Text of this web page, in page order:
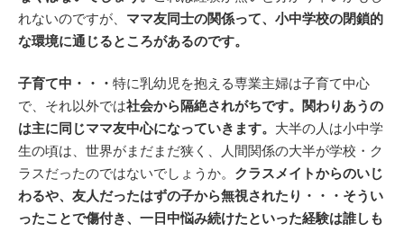
れないのですが、 ママ友同士の関係って、小中学校の閉鎖的
な環境に通じるところがあるのです。
子育て中・・・ 特に乳幼児を抱える専業主婦は子育て中心
で、それ以外では社会から隔絶されがちです。関わりあうの
は主に同じママ友中心になっていきます。 大半の人は小中学
生の頃は、世界がまだまだ狭く、人間関係の大半が学校・ク
ラスだったのではないでしょうか。 クラスメイトからのいじ
わるや、友人だったはずの子から無視されたり・・・そうい
ったことで傷付き、一日中悩み続けたといった経験は誰しも